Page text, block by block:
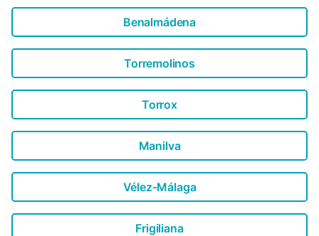
Benalmádena
Torremolinos
Torrox
Manilva
Vélez-Málaga
Frigiliana